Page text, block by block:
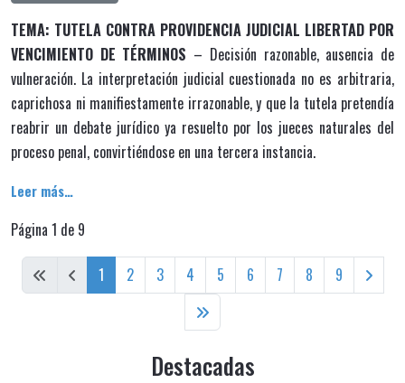
TEMA: TUTELA CONTRA PROVIDENCIA JUDICIAL LIBERTAD POR
VENCIMIENTO DE TÉRMINOS – Decisión razonable, ausencia de
vulneración. La interpretación judicial cuestionada no es arbitraria,
caprichosa ni manifiestamente irrazonable, y que la tutela pretendía
reabrir un debate jurídico ya resuelto por los jueces naturales del
proceso penal, convirtiéndose en una tercera instancia.
Leer más…
Página 1 de 9
1 2 3 4 5 6 7 8 9
Destacadas